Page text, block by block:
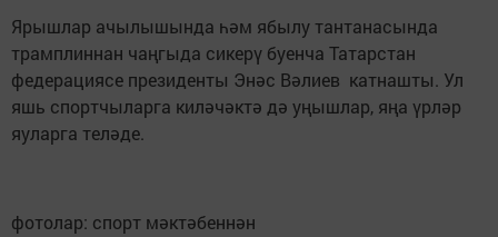
Ярышлар ачылышында һәм ябылу тантанасында
трамплиннан чаңгыда сикерү буенча Татарстан
федерациясе президенты Энәс Вәлиев катнашты. Ул
яшь спортчыларга киләчәктә дә уңышлар, яңа үрләр
яуларга теләде.
фотолар: спорт мәктәбеннән